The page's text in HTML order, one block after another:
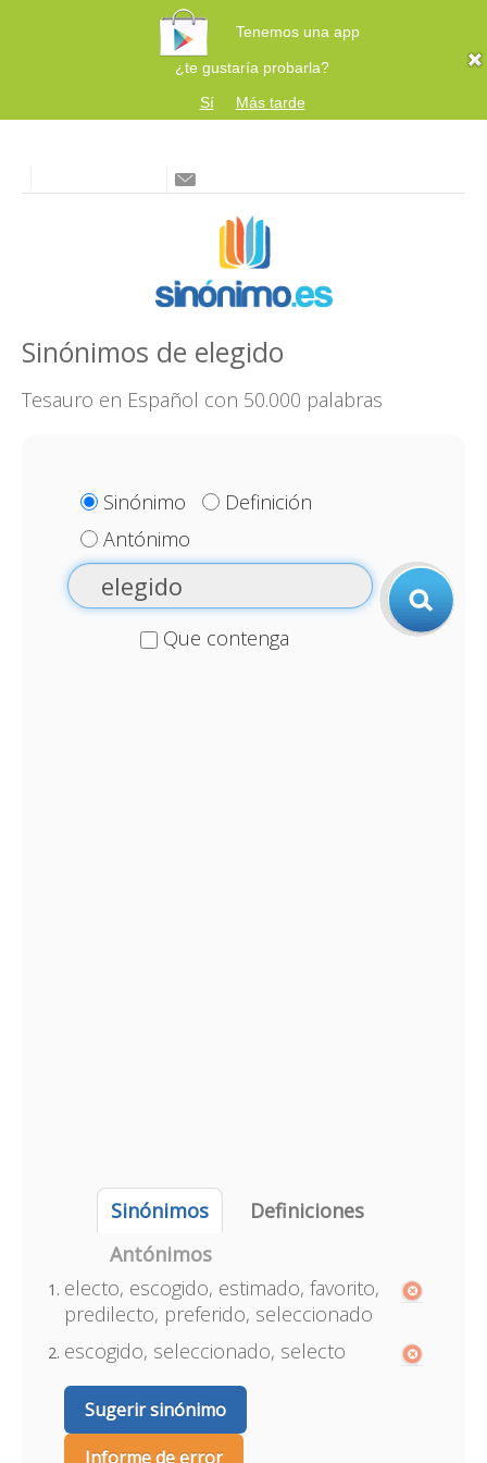
Tenemos una app
¿te gustaría probarla?
Sí
Más tarde
Sinónimos de elegido
Tesauro en Español con 50.000 palabras
Sinónimo
Definición
Antónimo
Que contenga
Sinónimos
Definiciones
Antónimos
electo, escogido, estimado, favorito,
predilecto, preferido, seleccionado
escogido, seleccionado, selecto
Sugerir sinónimo
Informe de error